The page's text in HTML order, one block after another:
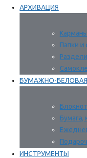
АРХИВАЦИЯ
Папки и
БУМАЖНО-
Бумага,
ИНСТРУМЕНТЫ